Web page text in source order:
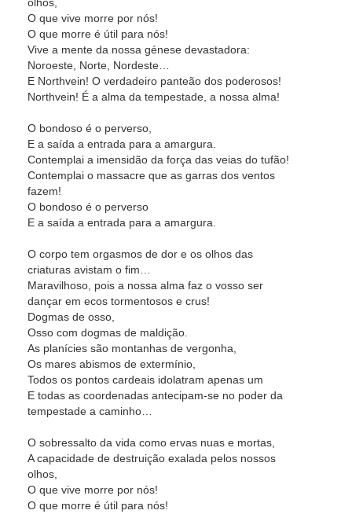
O que vive morre por nós!
O que morre é útil para nós!
Vive a mente da nossa génese devastadora:
Noroeste, Norte, Nordeste…
E Northvein! O verdadeiro panteão dos poderosos!
Northvein! É a alma da tempestade, a nossa alma!
O bondoso é o perverso,
E a saída a entrada para a amargura.
Contemplai a imensidão da força das veias do tufão!
Contemplai o massacre que as garras dos ventos
fazem!
O bondoso é o perverso
E a saída a entrada para a amargura.
O corpo tem orgasmos de dor e os olhos das
criaturas avistam o fim…
Maravilhoso, pois a nossa alma faz o vosso ser
dançar em ecos tormentosos e crus!
Dogmas de osso,
Osso com dogmas de maldição.
As planícies são montanhas de vergonha,
Os mares abismos de extermínio,
Todos os pontos cardeais idolatram apenas um
E todas as coordenadas antecipam-se no poder da
tempestade a caminho…
O sobressalto da vida como ervas nuas e mortas,
A capacidade de destruição exalada pelos nossos
olhos,
O que vive morre por nós!
O que morre é útil para nós!